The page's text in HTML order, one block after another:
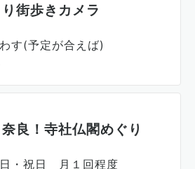
街歩きカメラ
す(予定が合えば)
良！寺社仏閣めぐり
・祝日 月１回程度